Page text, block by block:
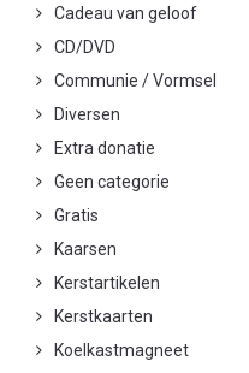
Cadeau van geloof
CD/DVD
Communie / Vormsel
Diversen
Extra donatie
Geen categorie
Gratis
Kaarsen
Kerstartikelen
Kerstkaarten
Koelkastmagneet